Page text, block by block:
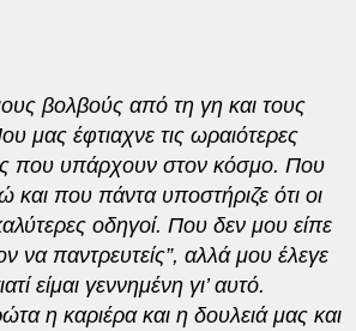
βολβούς από τη γη και τους
μας έφτιαχνε τις ωραιότερες
που υπάρχουν στον κόσμο. Που
και που πάντα υποστήριζε ότι οι
οδηγοί. Που δεν μου είπε
να παντρευτείς”, αλλά μου έλεγε
είμαι γεννημένη γι’ αυτό.
η καριέρα και η δουλειά μας και